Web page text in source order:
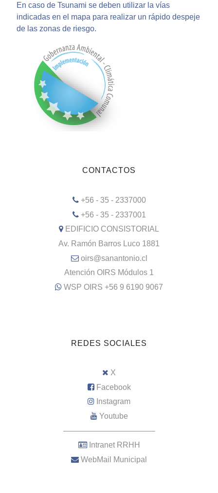
En caso de Tsunami se deben utilizar la vías
indicadas en el mapa para realizar un rápido despeje
de las zonas de riesgo.
CONTACTOS
+56 - 35 - 2337000
+56 - 35 - 2337001
EDIFICIO CONSISTORIAL
Av. Ramón Barros Luco 1881
oirs@sanantonio.cl
Atención OIRS Módulos 1
WSP OIRS +56 9 6190 9067
REDES SOCIALES
X
Facebook
Instagram
Youtube
–––––––––––––––––––––
Intranet RRHH
WebMail Municipal